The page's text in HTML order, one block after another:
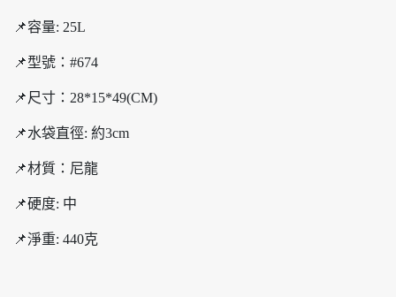
📌容量: 25L
📌型號：#674
📌尺寸：28*15*49(CM)
📌水袋直徑: 約3cm
📌材質：尼龍
📌硬度: 中
📌淨重: 440克